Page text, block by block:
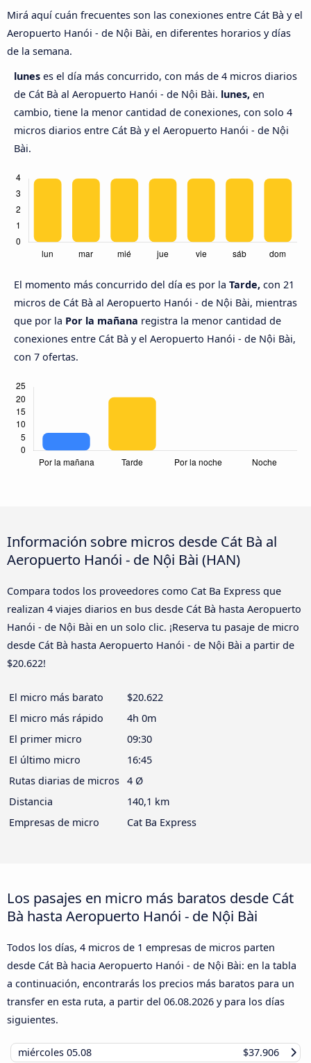
Mirá aquí cuán frecuentes son las conexiones entre Cát Bà y el
Aeropuerto Hanói - de Nội Bài, en diferentes horarios y días
de la semana.
lunes es el día más concurrido, con más de 4 micros diarios
de Cát Bà al Aeropuerto Hanói - de Nội Bài. lunes, en
cambio, tiene la menor cantidad de conexiones, con solo 4
micros diarios entre Cát Bà y el Aeropuerto Hanói - de Nội
Bài.
El momento más concurrido del día es por la Tarde, con 21
micros de Cát Bà al Aeropuerto Hanói - de Nội Bài, mientras
que por la Por la mañana registra la menor cantidad de
conexiones entre Cát Bà y el Aeropuerto Hanói - de Nội Bài,
con 7 ofertas.
Información sobre micros desde Cát Bà al
Aeropuerto Hanói - de Nội Bài (HAN)
Compara todos los proveedores como Cat Ba Express que
realizan 4 viajes diarios en bus desde Cát Bà hasta Aeropuerto
Hanói - de Nội Bài en un solo clic. ¡Reserva tu pasaje de micro
desde Cát Bà hasta Aeropuerto Hanói - de Nội Bài a partir de
$20.622!
El micro más barato
$20.622
El micro más rápido
4h 0m
El primer micro
09:30
El último micro
16:45
Rutas diarias de micros 4 Ø
Distancia
140,1 km
Empresas de micro
Cat Ba Express
Los pasajes en micro más baratos desde Cát
Bà hasta Aeropuerto Hanói - de Nội Bài
Todos los días, 4 micros de 1 empresas de micros parten
desde Cát Bà hacia Aeropuerto Hanói - de Nội Bài: en la tabla
a continuación, encontrarás los precios más baratos para un
transfer en esta ruta, a partir del 06.08.2026 y para los días
siguientes.
miércoles 05.08
$37.906